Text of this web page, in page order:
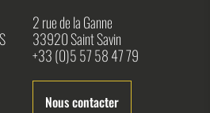
2 rue de la Ganne
33920 Saint Savin
+33 (0)5 57 58 47 79
Nous contacter